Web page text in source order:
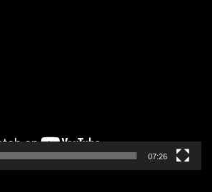
07:26